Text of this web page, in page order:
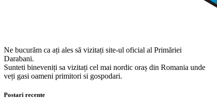
Ne bucurăm ca ați ales să vizitați site-ul oficial al Primăriei
Darabani.
Sunteti bineveniți sa vizitați cel mai nordic oraș din Romania unde
veți gasi oameni primitori si gospodari.
Postari recente